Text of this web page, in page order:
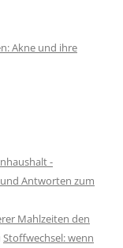
Akne und ihre
-
Antworten zum
Mahlzeiten den
Stoffwechsel: wenn